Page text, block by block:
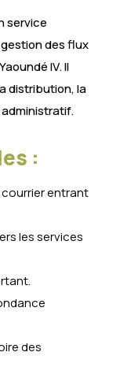
service
des flux
IV. Il
distribution, la
administratif.
:
entrant
les services
des